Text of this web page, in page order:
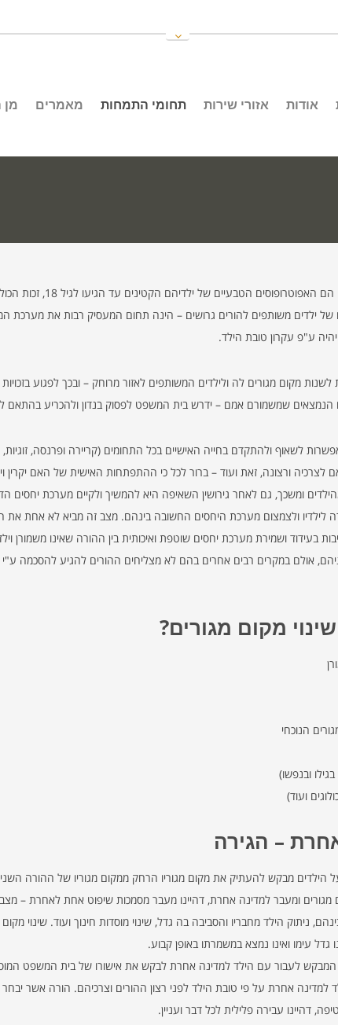
אודות אזורי שירות תחומי התמחות מאמרים
חוק הכשרות המשפטית
של ילדים משותפים להורים גרושים – הינה תחום המעסיק רבות את מערכת
ע"פ עקרון טובת הילד.
מקום מגורים לה ולילדים המשותפים לאזור מרוחק – ובכך לפגוע בזכויות
הנמצאים שמשמורם אמם – ידרש בית המשפט לפסוק בנדון ולהכריע בהתאם
לשאוף ולהתקדם בחייה האישיים בכל התחומים (קריירה ופרנסה,
ורצונה, זאת ועוד – ברור לכל כי ההתפתחות האישית של האם יקרין
ומשכך, גם לאחר גירושין השאיפה היא להמשיך ולקיים מערכת יחסים
לילדיו ולצמצום מערכת היחסים החשובה בינהם. מצב זה מביא לא אחת
בעידוד ושמירת מערכת יחסים שוטפת ואיכותית בין ההורה שאינו משמורן
אולם במקרים רבים אחרים בהם לא מצליחים ההורים להגיע להסכמה
מקום מגורים?
הנוכחי
ובנפשו)
ועוד)
– הגירה
מבקש להעתיק את מקום מגוריו הרחק ממקום מגוריו של ההורה
ומעבר למדינה אחרת, דהיינו מעבר מסמכות שיפוט אחת לאחרת – מצב
ניתוק הילד מחבריו והסביבה בה גדל, שינוי מוסדות חינוך ועוד. שינוי
עימו ואינו נמצא במשמרתו באופן קבוע.
המבקש לעבור עם הילד למדינה אחרת לבקש את אישורו של בית המשפט
אחרת על פי טובת הילד לפני רצון ההורים וצרכיהם. הורה אשר יבחר
דהיינו עבירה פלילית לכל דבר ועניין.